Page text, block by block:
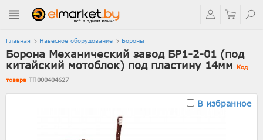
Главная Навесное оборудование Бороны
Борона Механический завод БР1-2-01 (под
китайский мотоблок) под пластину 14мм
Код
товара ТП000404627
В избранное